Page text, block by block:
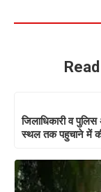
जिलाधिकारी व
स्थल तक पहुचाने में